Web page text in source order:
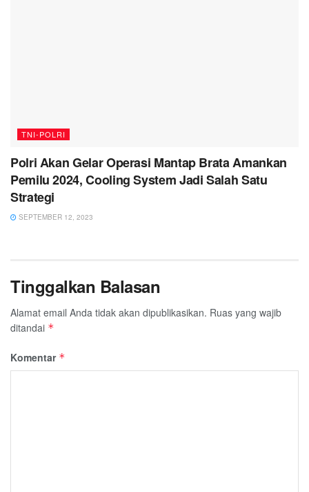
TNI-POLRI
Polri Akan Gelar Operasi Mantap Brata Amankan
Pemilu 2024, Cooling System Jadi Salah Satu
Strategi
SEPTEMBER 12, 2023
Tinggalkan Balasan
Alamat email Anda tidak akan dipublikasikan. Ruas yang wajib
ditandai *
Komentar *